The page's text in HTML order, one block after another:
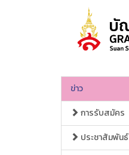
ข่าว
การรับสมัคร
ประชาสัมพันธ์